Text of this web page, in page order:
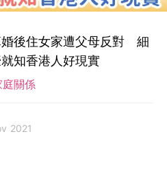
婚後住女家遭父母反對 細
知香港人好現實
庭關係
2021